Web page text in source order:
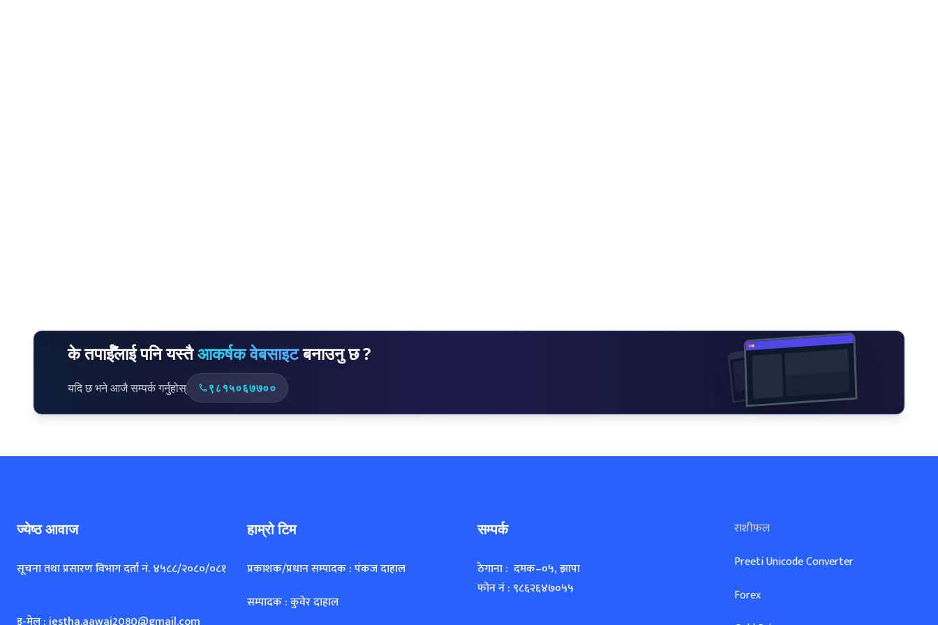
ज्येष्ठ आवाज
सूचना तथा प्रसारण विभाग दर्ता नं. ४५८८/२०८०/०८१
हाम्रो टिम
प्रकाशक/प्रधान सम्पादक : पंकज दाहाल
सम्पादक : कुवेर दाहाल
सम्पर्क
ठेगाना : दमक–०५, झापा
फोन नं : ९८६२६४७०५५
राशीफल
Preeti Unicode Converter
Forex